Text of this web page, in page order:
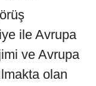
ile Avrupa
ve Avrupa
olan